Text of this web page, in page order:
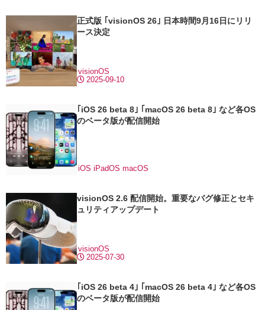
正式版 ｢visionOS 26｣ 日本時間9月16日にリリ
ース決定
2025-09-10
visionOS
｢iOS 26 beta 8｣ ｢macOS 26 beta 8｣ など各OS
のベータ版が配信開始
iOS iPadOS macOS
visionOS 2.6 配信開始。重要なバグ修正とセキ
ュリティアップデート
2025-07-30
visionOS
｢iOS 26 beta 4｣ ｢macOS 26 beta 4｣ など各OS
のベータ版が配信開始